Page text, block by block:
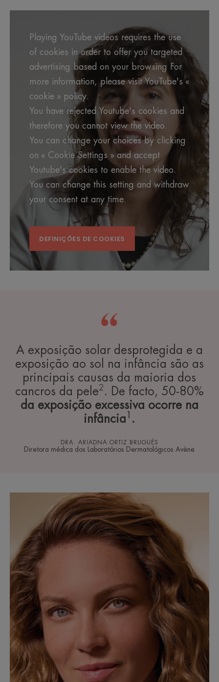
Playing YouTube videos requires the use
of cookies in order to offer you targeted
advertising based on your browsing For
more information, please visit YouTube's «
cookie » policy.
You have rejected Youtube's cookies and
therefore you cannot view the video.
You can change your choices by clicking
on « Cookie Settings » and accept
Youtube's cookies to enable the video.
You can change this setting and withdraw
your consent at any time.
DEFINIÇÕES DE COOKIES
A exposição solar desprotegida e a
exposição ao sol na infância são as
principais causas da maioria dos
cancros da pele2 . De facto, 50-80%
da exposição excessiva ocorre na
infância .
DRA. ARIADNA ORTIZ BRUGUÉS
Diretora médica dos Laboratórios Dermatológicos Avène